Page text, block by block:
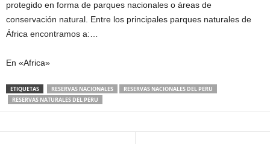
protegido en forma de parques nacionales o áreas de
conservación natural. Entre los principales parques naturales de
África encontramos a:…
En «Africa»
ETIQUETAS RESERVAS NACIONALES
RESERVAS NACIONALES DEL PERU
RESERVAS NATURALES DEL PERU